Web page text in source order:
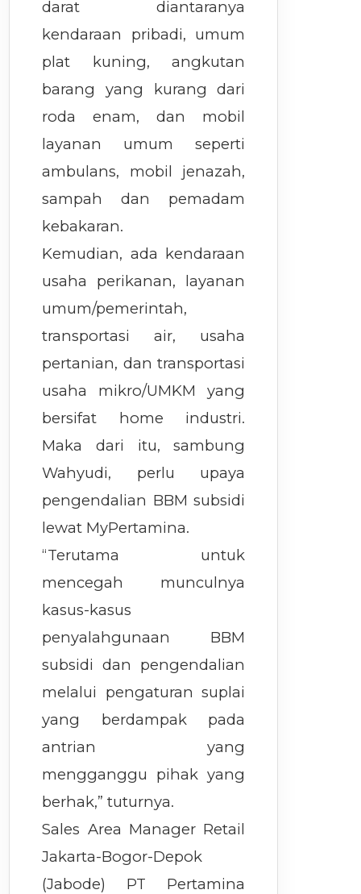
darat diantaranya
kendaraan pribadi, umum
plat kuning, angkutan
barang yang kurang dari
roda enam, dan mobil
layanan umum seperti
ambulans, mobil jenazah,
sampah dan pemadam
kebakaran.
Kemudian, ada kendaraan
usaha perikanan, layanan
umum/pemerintah,
transportasi air, usaha
pertanian, dan transportasi
usaha mikro/UMKM yang
bersifat home industri.
Maka dari itu, sambung
Wahyudi, perlu upaya
pengendalian BBM subsidi
lewat MyPertamina.
“Terutama untuk
mencegah munculnya
kasus-kasus
penyalahgunaan BBM
subsidi dan pengendalian
melalui pengaturan suplai
yang berdampak pada
antrian yang
mengganggu pihak yang
berhak,” tuturnya.
Sales Area Manager Retail
Jakarta-Bogor-Depok
(Jabode) PT Pertamina